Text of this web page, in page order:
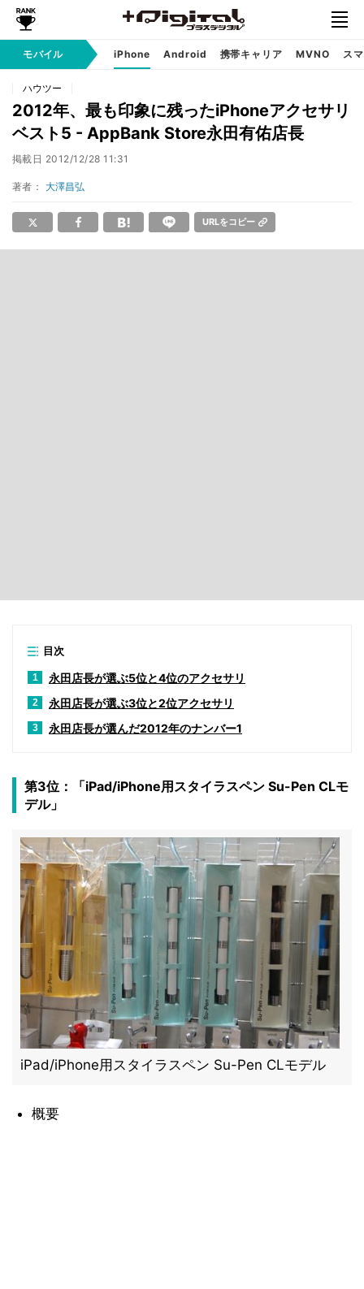
モバイル iPhone Android 携帯キャリア MVNO ス
ハウツー
2012年、最も印象に残ったiPhoneアクセサリ
ベスト5 - AppBank Store永田有佑店長
掲載日 2012/12/28 11:31
著者： 大澤昌弘
URLをコピー
目次
1 永田店長が選ぶ5位と4位のアクセサリ
2 永田店長が選ぶ3位と2位アクセサリ
3 永田店長が選んだ2012年のナンバー1
第3位：「iPad/iPhone用スタイラスペン Su-Pen CLモ
デル」
iPad/iPhone用スタイラスペン Su-Pen CLモデル
概要